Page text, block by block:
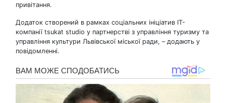
привітання.
Додаток створений в рамках соціальних ініціатив IT-
компанії tsukat studio у партнерстві з управління туризму та
управління культури Львівської міської ради, – додають у
повідомленні.